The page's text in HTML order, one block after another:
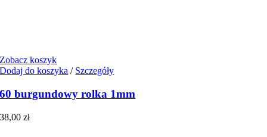
Zobacz koszyk
Dodaj do koszyka / Szczegóły
60 burgundowy rolka 1mm
38,00zł